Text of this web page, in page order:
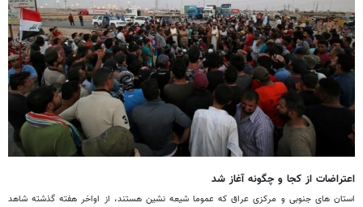
اعتراضات از کجا و چگونه آغاز شد
استان های جنوبی و مرکزی عراق که عموما شیعه نشین هستند، از اواخر هفته گذشته شاهد